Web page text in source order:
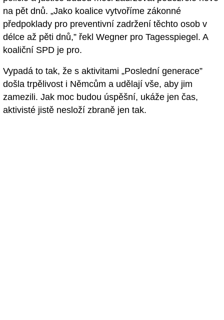
na pět dnů. „Jako koalice vytvoříme zákonné
předpoklady pro preventivní zadržení těchto osob v
délce až pěti dnů,” řekl Wegner pro Tagesspiegel. A
koaliční SPD je pro.
Vypadá to tak, že s aktivitami „Poslední generace”
došla trpělivost i Němcům a udělají vše, aby jim
zamezili. Jak moc budou úspěšní, ukáže jen čas,
aktivisté jistě nesloží zbraně jen tak.